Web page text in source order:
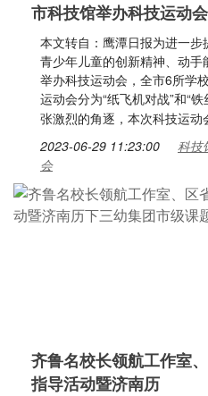
市科技馆举办科技运动会
本文转自：鹰潭日报为进一
青少年儿童的创新精神、动
举办科技运动会，全市6所学
运动会分为“纸飞机对战”和“
张激烈的角逐，本次科技运动
2023-06-29 11:23:00
科技
会
齐鲁名校长领航工作室
指导活动暨济南历